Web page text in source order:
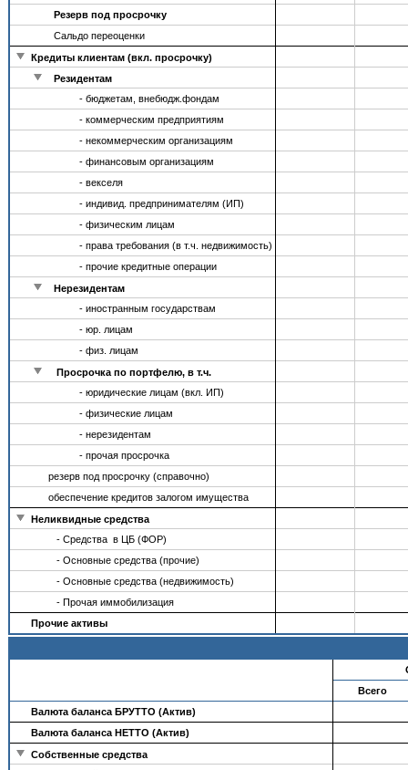
Резерв под просрочку
Сальдо переоценки
Кредиты клиентам (вкл. просрочку)
Резидентам
- бюджетам, внебюдж.фондам
- коммерческим предприятиям
- некоммерческим организациям
- финансовым организациям
- векселя
- индивид. предпринимателям (ИП)
- физическим лицам
- права требования (в т.ч. недвижимость)
- прочие кредитные операции
Нерезидентам
- иностранным государствам
- юр. лицам
- физ. лицам
Просрочка по портфелю, в т.ч.
- юридические лицам (вкл. ИП)
- физические лицам
- нерезидентам
- прочая просрочка
резерв под просрочку (справочно)
обеспечение кредитов залогом имущества
Неликвидные средства
- Средства в ЦБ (ФОР)
- Основные средства (прочие)
- Основные средства (недвижимость)
- Прочая иммобилизация
Прочие активы
Всего
Валюта баланса БРУТТО (Актив)
Валюта баланса НЕТТО (Актив)
Собственные средства